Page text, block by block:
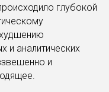
глубокой
и аналитических
и